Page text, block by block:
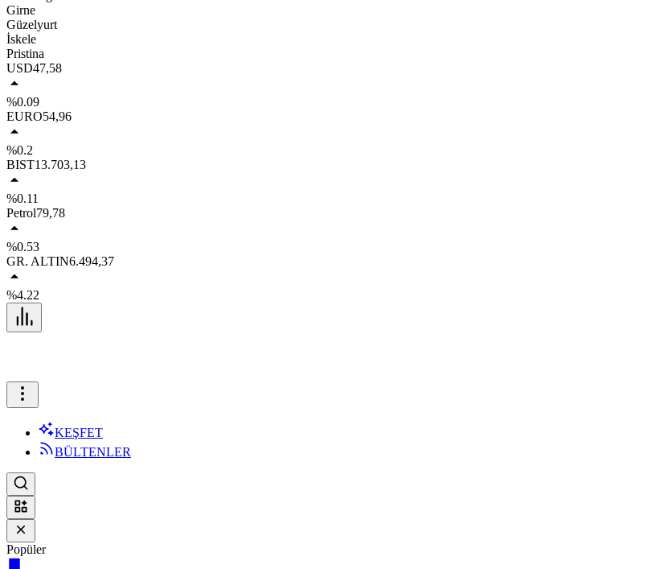
Girne
Güzelyurt
İskele
Pristina
USD47,58
%0.09
EURO54,96
%0.2
BIST13.703,13
%0.11
Petrol79,78
%0.53
GR. ALTIN6.494,37
%4.22
KEŞFET
BÜLTENLER
Popüler